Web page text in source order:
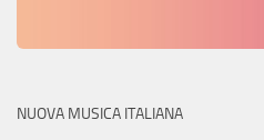
NUOVA MUSICA ITALIANA